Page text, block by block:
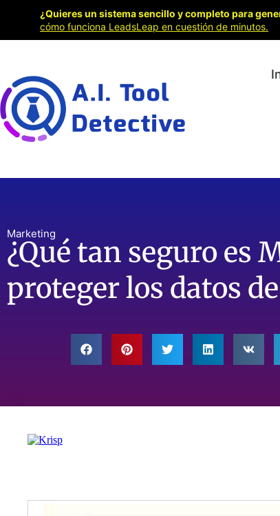
Marketing
¿Qué tan seguro es
proteger los datos
¿Quieres un sistema sencillo y completo para
cómo funciona LeadsLeap en cuestión de minutos.